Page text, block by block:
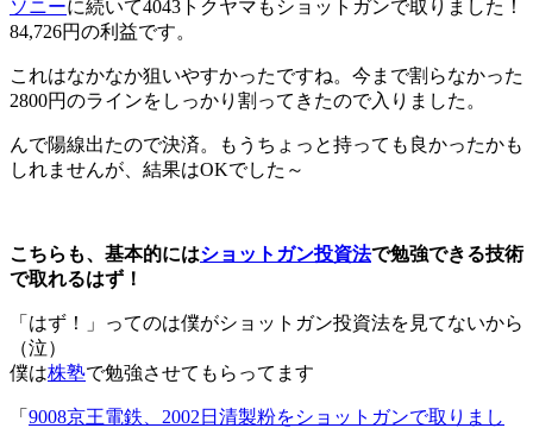
ソニーに続いて4043トクヤマもショットガンで取りました！
84,726円の利益です。
これはなかなか狙いやすかったですね。今まで割らなかった
2800円のラインをしっかり割ってきたので入りました。
んで陽線出たので決済。もうちょっと持っても良かったかも
しれませんが、結果はOKでした～
こちらも、基本的にはショットガン投資法で勉強できる技術
で取れるはず！
「はず！」ってのは僕がショットガン投資法を見てないから
（泣）
僕は株塾で勉強させてもらってます
「 9008京王電鉄、2002日清製粉をショットガンで取りまし